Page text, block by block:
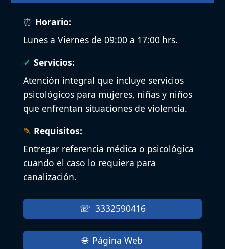
Horario:
Lunes a Viernes de 09:00 a 17:00 hrs.
Servicios:
Atención integral que incluye servicios
psicológicos para mujeres, niñas y niños
que enfrentan situaciones de violencia.
Requisitos:
Entregar referencia médica o psicológica
cuando el caso lo requiera para
canalización.
3332590416
Página Web